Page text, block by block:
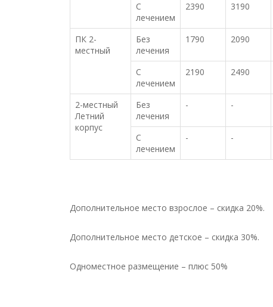
С
лечением
2390 3190
ПК 2-
местный
Без
лечения
1790 2090
С
лечением
2190 2490
2-местный
Летний
корпус
Без
лечения
- -
С
лечением
- -
Дополнительное место взрослое – скидка 20%.
Дополнительное место детское – скидка 30%.
Одноместное размещение – плюс 50%